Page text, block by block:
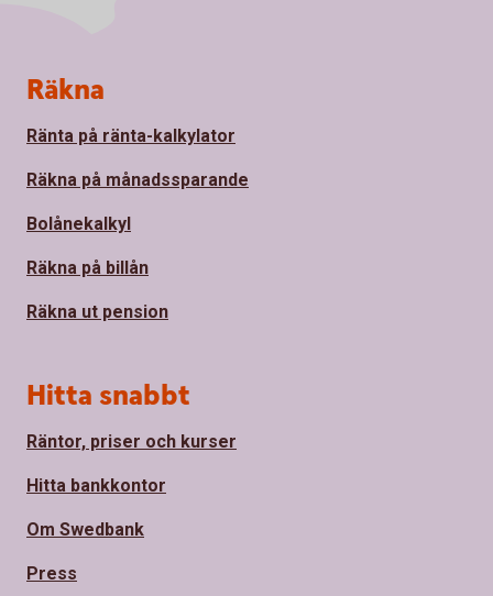
Sidfot
Räkna
Ränta på ränta-kalkylator
Räkna på månadssparande
Bolånekalkyl
Räkna på billån
Räkna ut pension
Hitta snabbt
Räntor, priser och kurser
Hitta bankkontor
Om Swedbank
Press